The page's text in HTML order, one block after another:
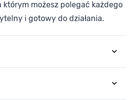
którym możesz polegać każdego
i gotowy do działania.